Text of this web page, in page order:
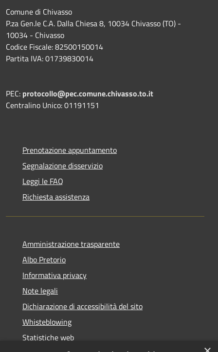
Comune di Chivasso
P.za Gen.le C.A. Dalla Chiesa 8, 10034 Chivasso (TO) -
10034 - Chivasso
Codice Fiscale: 82500150014
Partita IVA: 01739830014
PEC: protocollo@pec.comune.chivasso.to.it
Centralino Unico: 01191151
Prenotazione appuntamento
Segnalazione disservizio
Leggi le FAQ
Richiesta assistenza
Amministrazione trasparente
Albo Pretorio
Informativa privacy
Note legali
Dichiarazione di accessibilità del sito
Whisteblowing
Statistiche web